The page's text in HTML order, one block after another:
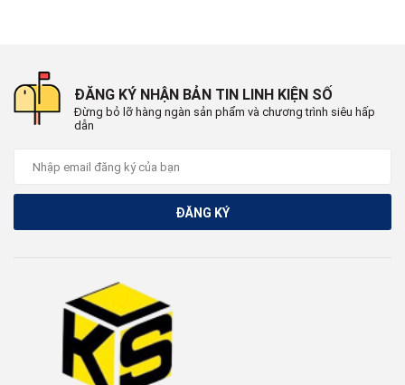
ĐĂNG KÝ NHẬN BẢN TIN LINH KIỆN SỐ
Đừng bỏ lỡ hàng ngàn sản phẩm và chương trình siêu hấp
dẫn
ĐĂNG KÝ